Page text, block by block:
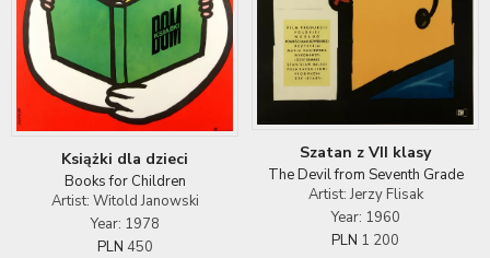
Książki dla dzieci
Books for Children
Artist: Witold Janowski
Year: 1978
PLN 450
Szatan z VII klasy
The Devil from Seventh Grade
Artist: Jerzy Flisak
Year: 1960
PLN 1 200